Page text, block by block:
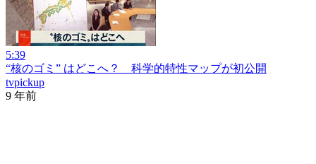
5:39
“核のゴミ” はどこへ？ 科学的特性マップが初公開
tvpickup
9 年前